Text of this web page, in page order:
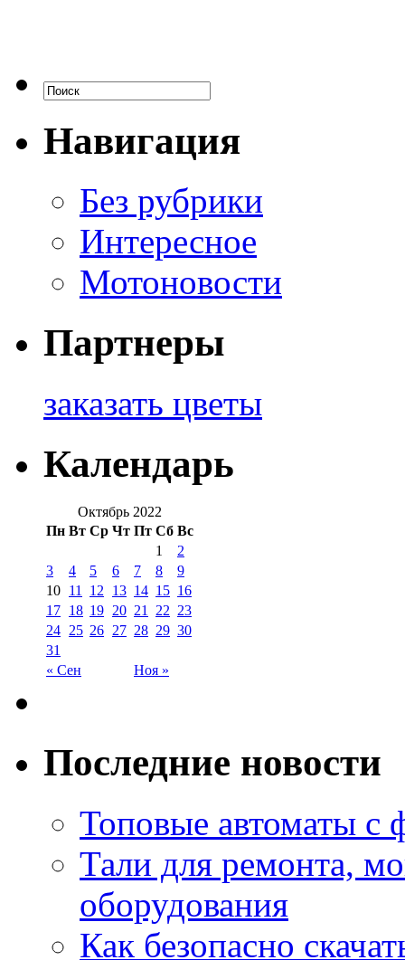
Навигация
Без рубрики
Интересное
Мотоновости
Партнеры
заказать цветы
Календарь
Октябрь 2022
Пн Вт Ср Чт Пт Сб Вс
« Сен Ноя »
1
2
3
4 5 6 7 8
9
10 11 12 13 14 15 16
17 18 19 20 21 22 23
24 25 26 27 28 29 30
31
Последние новости
Топовые автоматы с
Тали для ремонта,
оборудования
Как безопасно